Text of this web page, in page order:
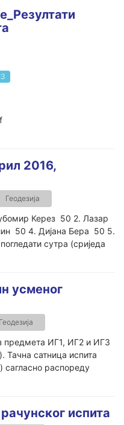
2016,
Геодезија
Керез 50 2. Лазар
50 4. Дијана Бера 50 5.
сутра (сриједа
усменог
Геодезија
предмета ИГ1, ИГ2 и ИГ3
сатница испита
сагласно распореду
испита